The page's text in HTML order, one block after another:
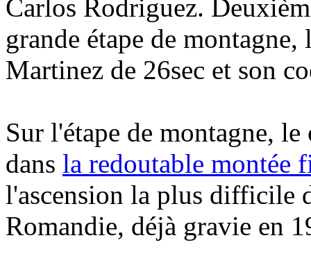
Carlos Rodriguez.
grande étape de
Martinez de 26sec et son
Sur l'étape de montagne, le
dans la redoutable montée
l'ascension la plus difficile
Romandie, déjà gravie en